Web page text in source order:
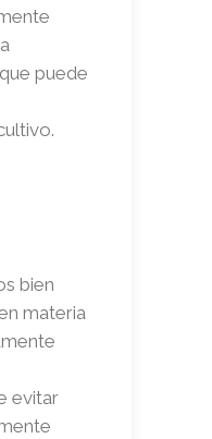
puede
bien
materia
evitar